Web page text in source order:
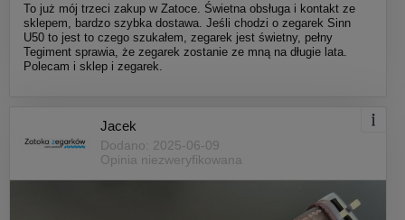
To już mój trzeci zakup w Zatoce. Świetna obsługa i kontakt ze
sklepem, bardzo szybka dostawa. Jeśli chodzi o zegarek Sinn
U50 to jest to czego szukałem, zegarek jest świetny, pełny
Tegiment sprawia, że zegarek zostanie ze mną na długie lata.
Polecam i sklep i zegarek.
Jacek
Dodano: 2025-06-09
Opinia niezweryfikowana